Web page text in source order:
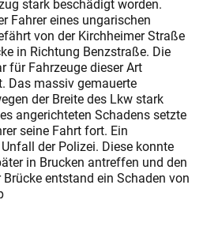
stark beschädigt worden.
Fahrer eines ungarischen
von der Kirchheimer Straße
in Richtung Benzstraße. Die
für Fahrzeuge dieser Art
Das massiv gemauerte
der Breite des Lkw stark
angerichteten Schadens setzte
seine Fahrt fort. Ein
der Polizei. Diese konnte
in Brucken antreffen und den
entstand ein Schaden von